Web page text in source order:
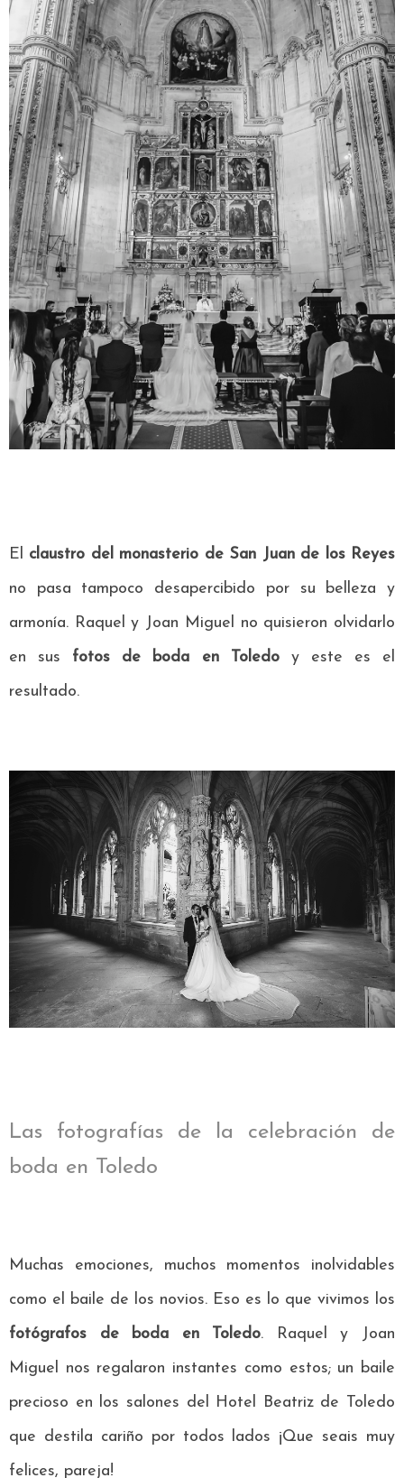
El claustro del monasterio de San Juan de los Reyes
no pasa tampoco desapercibido por su belleza y
armonía. Raquel y Joan Miguel no quisieron olvidarlo
en sus fotos de boda en Toledo y este es el
resultado.
Las fotografías de la celebración de
boda en Toledo
Muchas emociones, muchos momentos inolvidables
como el baile de los novios. Eso es lo que vivimos los
fotógrafos de boda en Toledo. Raquel y Joan
Miguel nos regalaron instantes como estos; un baile
precioso en los salones del Hotel Beatriz de Toledo
que destila cariño por todos lados ¡Que seais muy
felices, pareja!